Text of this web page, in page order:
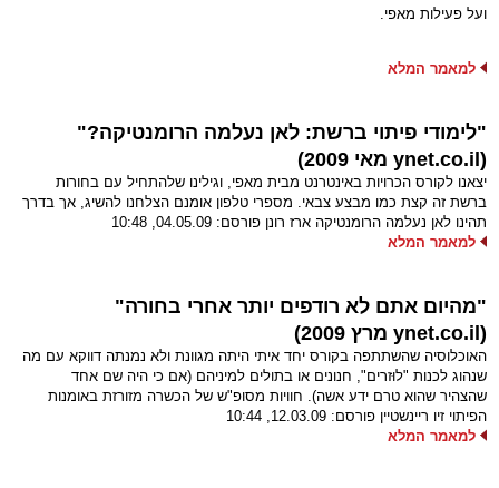
ועל פעילות מאפי.
למאמר המלא
"לימודי פיתוי ברשת: לאן נעלמה הרומנטיקה?"
(ynet.co.il מאי 2009)
יצאנו לקורס הכרויות באינטרנט מבית מאפי, וגילינו שלהתחיל עם בחורות
ברשת זה קצת כמו מבצע צבאי. מספרי טלפון אומנם הצלחנו להשיג, אך בדרך
תהינו לאן נעלמה הרומנטיקה ארז רונן פורסם: 04.05.09, 10:48
למאמר המלא
"מהיום אתם לא רודפים יותר אחרי בחורה"
(ynet.co.il מרץ 2009)
האוכלוסיה שהשתתפה בקורס יחד איתי היתה מגוונת ולא נמנתה דווקא עם מה
שנהוג לכנות "לוּזרים", חנונים או בתולים למיניהם (אם כי היה שם אחד
שהצהיר שהוא טרם ידע אשה). חוויות מסופ"ש של הכשרה מזורזת באומנות
הפיתוי זיו ריינשטיין פורסם: 12.03.09, 10:44
למאמר המלא